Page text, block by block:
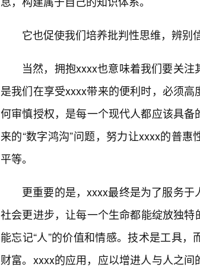
它也促使我们培养批判性思维，辨别
当然，拥抱xxxx也意味着我们要关
是我们在享受xxxx带来的便利时，必须
何审慎授权，是每一个现代人都应该具
来的“数字鸿沟”问题，努力让xxxx的普
平等。
更重要的是，xxxx最终是为了服务
社会更进步，让每一个生命都能绽放独
能忘记“人”的价值和情感。技术是工具
财富。xxxx的应用，应以增进人与人之